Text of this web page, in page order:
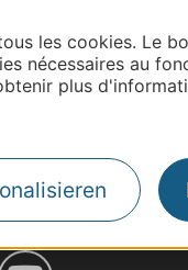
les cookies. Le
nécessaires au
plus